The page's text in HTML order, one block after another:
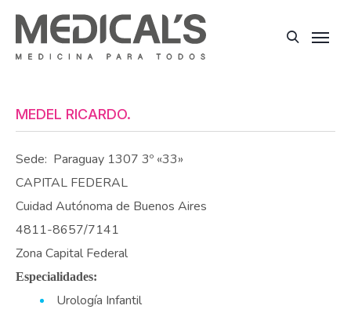
MEDEL RICARDO.
Sede: Paraguay 1307 3º «33»
CAPITAL FEDERAL
Cuidad Autónoma de Buenos Aires
4811-8657/7141
Zona Capital Federal
Especialidades:
Urología Infantil